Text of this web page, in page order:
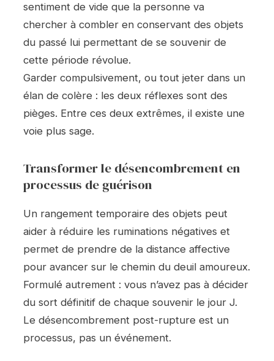
sentiment de vide que la personne va
chercher à combler en conservant des objets
du passé lui permettant de se souvenir de
cette période révolue.
Garder compulsivement, ou tout jeter dans un
élan de colère : les deux réflexes sont des
pièges. Entre ces deux extrêmes, il existe une
voie plus sage.
Transformer le désencombrement en
processus de guérison
Un rangement temporaire des objets peut
aider à réduire les ruminations négatives et
permet de prendre de la distance affective
pour avancer sur le chemin du deuil amoureux.
Formulé autrement : vous n’avez pas à décider
du sort définitif de chaque souvenir le jour J.
Le désencombrement post-rupture est un
processus, pas un événement.